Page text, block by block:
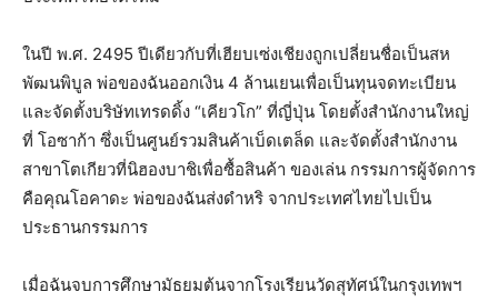
ในปี พ.ศ. 2495 ปีเดียวกับที่เฮียบเซ่งเชียงถูกเปลี่ยนชื่อเป็นสห
พัฒนพิบูล พ่อของฉันออกเงิน 4 ล้านเยนเพื่อเป็นทุนจดทะเบียน
และจัดตั้งบริษัทเทรดดิ้ง “เคียวโก” ที่ญี่ปุ่น โดยตั้งสำนักงานใหญ่
ที่ โอซาก้า ซึ่งเป็นศูนย์รวมสินค้าเบ็ดเตล็ด และจัดตั้งสำนักงาน
สาขาโตเกียวที่นิฮองบาชิเพื่อซื้อสินค้า ของเล่น กรรมการผู้จัดการ
คือคุณโอคาดะ พ่อของฉันส่งดำหริ จากประเทศไทยไปเป็น
ประธานกรรมการ
เมื่อฉันจบการศึกษามัธยมต้นจากโรงเรียนวัดสุทัศน์ในกรุงเทพฯ